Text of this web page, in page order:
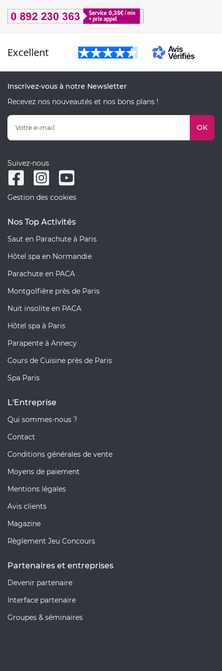
Excellent
Inscrivez-vous à notre Newsletter
Recevez nos nouveautés et nos bons plans !
OK
Suivez-nous
Gestion des cookies
Nos Top Activités
Saut en Parachute à Paris
Hôtel spa en Normandie
Parachute en PACA
Montgolfière près de Paris
Nuit insolite en PACA
Hôtel spa à Paris
Parapente à Annecy
Cours de Cuisine près de Paris
Spa Paris
L'Entreprise
Qui sommes-nous ?
Contact
Conditions générales de vente
Moyens de paiement
Mentions légales
Avis clients
Magazine
Règlement Jeu Concours
Partenaires et entreprises
Devenir partenaire
Interface partenaire
Groupes & séminaires